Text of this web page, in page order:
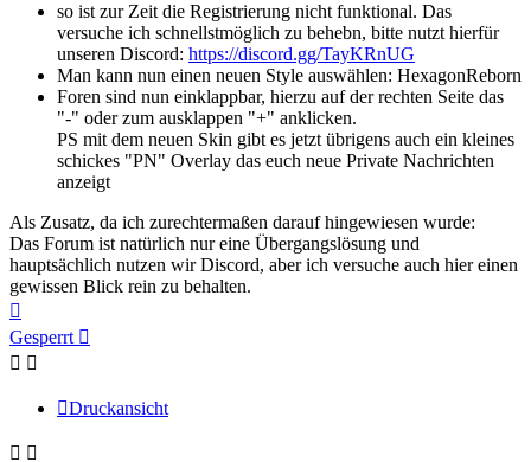
so ist zur Zeit die Registrierung nicht funktional. Das
versuche ich schnellstmöglich zu behebn, bitte nutzt hierfür
unseren Discord: https://discord.gg/TayKRnUG
Man kann nun einen neuen Style auswählen: HexagonReborn
Foren sind nun einklappbar, hierzu auf der rechten Seite das
"-" oder zum ausklappen "+" anklicken.
PS mit dem neuen Skin gibt es jetzt übrigens auch ein kleines
schickes "PN" Overlay das euch neue Private Nachrichten
anzeigt
Als Zusatz, da ich zurechtermaßen darauf hingewiesen wurde:
Das Forum ist natürlich nur eine Übergangslösung und
hauptsächlich nutzen wir Discord, aber ich versuche auch hier einen
gewissen Blick rein zu behalten.
oben
Gesperrt
Druckansicht